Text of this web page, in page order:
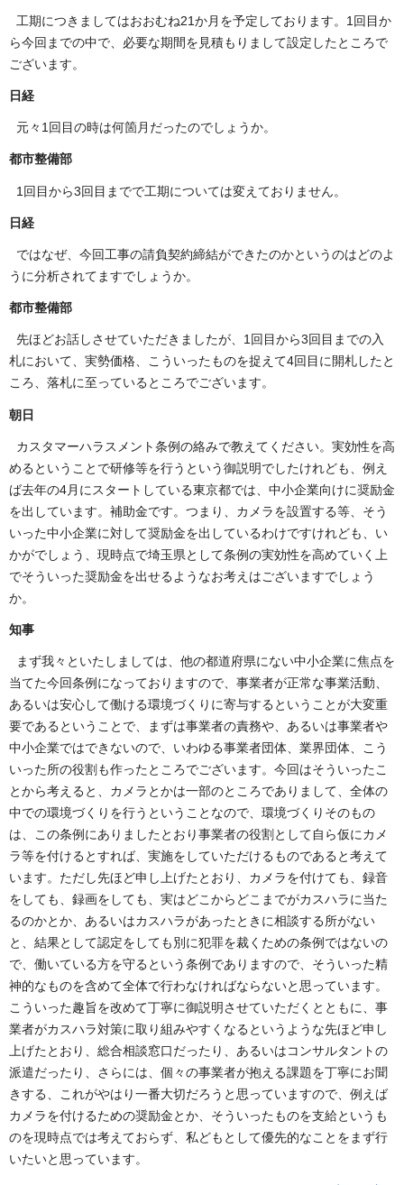
工期につきましてはおおむね21か月を予定しております。1回目か
ら今回までの中で、必要な期間を見積もりまして設定したところで
ございます。
日経
元々1回目の時は何箇月だったのでしょうか。
都市整備部
1回目から3回目までで工期については変えておりません。
日経
ではなぜ、今回工事の請負契約締結ができたのかというのはどのよ
うに分析されてますでしょうか。
都市整備部
先ほどお話しさせていただきましたが、1回目から3回目までの入
札において、実勢価格、こういったものを捉えて4回目に開札したと
ころ、落札に至っているところでございます。
朝日
カスタマーハラスメント条例の絡みで教えてください。実効性を高
めるということで研修等を行うという御説明でしたけれども、例え
ば去年の4月にスタートしている東京都では、中小企業向けに奨励金
を出しています。補助金です。つまり、カメラを設置する等、そう
いった中小企業に対して奨励金を出しているわけですけれども、い
かがでしょう、現時点で埼玉県として条例の実効性を高めていく上
でそういった奨励金を出せるようなお考えはございますでしょう
か。
知事
まず我々といたしましては、他の都道府県にない中小企業に焦点を
当てた今回条例になっておりますので、事業者が正常な事業活動、
あるいは安心して働ける環境づくりに寄与するということが大変重
要であるということで、まずは事業者の責務や、あるいは事業者や
中小企業ではできないので、いわゆる事業者団体、業界団体、こう
いった所の役割も作ったところでございます。今回はそういったこ
とから考えると、カメラとかは一部のところでありまして、全体の
中での環境づくりを行うということなので、環境づくりそのもの
は、この条例にありましたとおり事業者の役割として自ら仮にカメ
ラ等を付けるとすれば、実施をしていただけるものであると考えて
います。ただし先ほど申し上げたとおり、カメラを付けても、録音
をしても、録画をしても、実はどこからどこまでがカスハラに当た
るのかとか、あるいはカスハラがあったときに相談する所がない
と、結果として認定をしても別に犯罪を裁くための条例ではないの
で、働いている方を守るという条例でありますので、そういった精
神的なものを含めて全体で行わなければならないと思っています。
こういった趣旨を改めて丁寧に御説明させていただくとともに、事
業者がカスハラ対策に取り組みやすくなるというような先ほど申し
上げたとおり、総合相談窓口だったり、あるいはコンサルタントの
派遣だったり、さらには、個々の事業者が抱える課題を丁寧にお聞
きする、これがやはり一番大切だろうと思っていますので、例えば
カメラを付けるための奨励金とか、そういったものを支給というも
のを現時点では考えておらず、私どもとして優先的なことをまず行
いたいと思っています。